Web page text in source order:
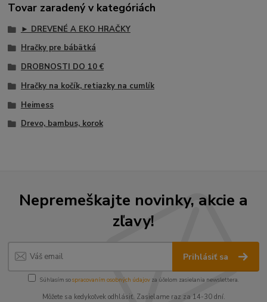
Tovar zaradený v kategóriách
► DREVENÉ A EKO HRAČKY
Hračky pre bábätká
DROBNOSTI DO 10 €
Hračky na kočík, retiazky na cumlík
Heimess
Drevo, bambus, korok
Nepremeškajte novinky, akcie a
zľavy!
Prihlásiť sa
Súhlasím sospracovaním osobných údajov za účelom zasielania newslettera.
Môžete sa kedykoľvek odhlásiť. Zasielame raz za 14-30 dní.